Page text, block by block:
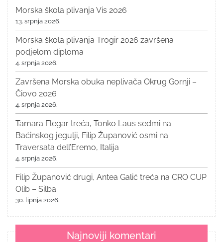
Morska škola plivanja Vis 2026
13. srpnja 2026.
Morska škola plivanja Trogir 2026 završena
podjelom diploma
4. srpnja 2026.
Završena Morska obuka neplivača Okrug Gornji –
Čiovo 2026
4. srpnja 2026.
Tamara Flegar treća, Tonko Laus sedmi na
Baćinskog jegulji, Filip Županović osmi na
Traversata dell’Eremo, Italija
4. srpnja 2026.
Filip Županović drugi, Antea Galić treća na CRO CUP
Olib – Silba
30. lipnja 2026.
Najnoviji komentari